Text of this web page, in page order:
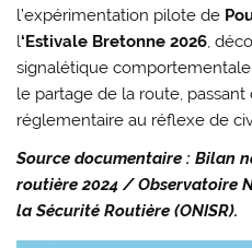
l’expérimentation pilote de
l‘Estivale Bretonne 2026,
signalétique
le partage de la route,
réglementaire au réflexe de
Source documentaire : Bilan
routière 2024 / Observatoire
la Sécurité Routière (ONISR).